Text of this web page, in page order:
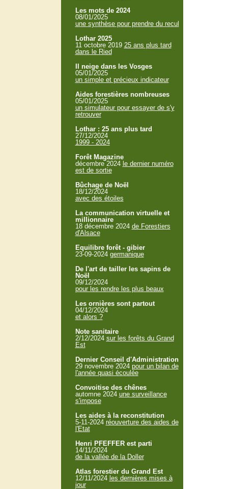
Les mots de 2024
08/01/2025
une synthèse pour prendre du recul
Lothar 2025
11 octobre 2019 25 ans plus tard
dans le Ried
Il neige dans les Vosges
05/01/2025
un simple et précieux indicateur
Aides forestières nombreuses
05/01/2025
un simulateur pour essayer de s'y
retrouver
Lothar : 25 ans plus tard
27/12/2024
1999 - 2024
Forêt Magazine
décembre 2024 le dernier numéro
est de sortie
Bûchage de Noël
18/12/2024
avec des étoiles
La communication virtuelle et
millionnaire
18 décembre 2024 de Forestiers
d'Alsace
Equilibre forêt - gibier
23-09-2024 germanique
De l'art de tailler les sapins de
Noël
09/12/2024
pour les rendre les plus beaux
Les ornières sont partout
04/12/2024
et alors ?
Note sanitaire
2/12/2024 sur les forêts du Grand
Est
Dernier Conseil d'Administration
29 novembre 2024 pour un bilan de
l'année quasi écoulée
Convoitise des chênes
automne 2024 une surveillance
s'impose
Les aides à la reconstitution
5-11-2024 réouverture des aides de
l'Etat
Henri PFEFFER est parti
14/11/2024
de la vallée de la Doller
Atlas forestier du Grand Est
12/11/2024 les dernières mises à
jour